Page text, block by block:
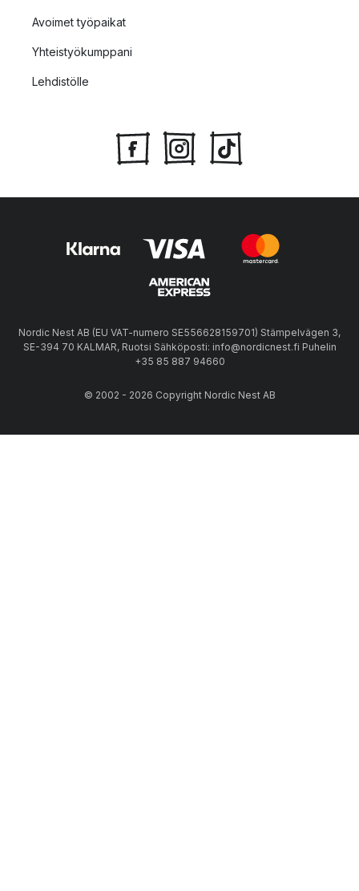
Avoimet työpaikat
Yhteistyökumppani
Lehdistölle
Nordic Nest AB (EU VAT-numero SE556628159701) Stämpelvägen 3,
SE-394 70 KALMAR, Ruotsi Sähköposti: info@nordicnest.fi Puhelin
+35 85 887 94660
© 2002 - 2026 Copyright Nordic Nest AB